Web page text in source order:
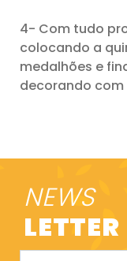
4- Com tudo
colocando a
medalhões e
decorando
NEWS
LETTER